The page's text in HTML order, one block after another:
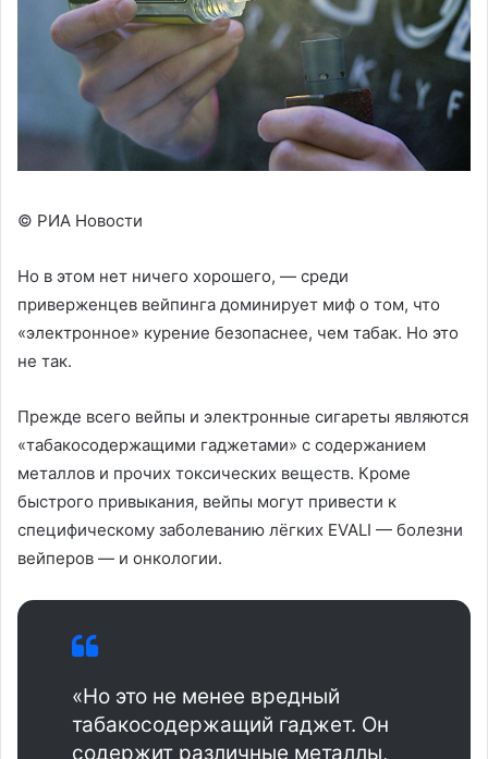
© РИА Новости
Но в этом нет ничего хорошего, — среди
приверженцев вейпинга доминирует миф о том, что
«электронное» курение безопаснее, чем табак. Но это
не так.
Прежде всего вейпы и электронные сигареты являются
«табакосодержащими гаджетами» с содержанием
металлов и прочих токсических веществ. Кроме
быстрого привыкания, вейпы могут привести к
специфическому заболеванию лёгких EVALI — болезни
вейперов — и онкологии.
«Но это не менее вредный
табакосодержащий гаджет. Он
содержит различные металлы,